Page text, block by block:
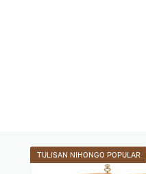
TULISAN NIHONGO POPULAR